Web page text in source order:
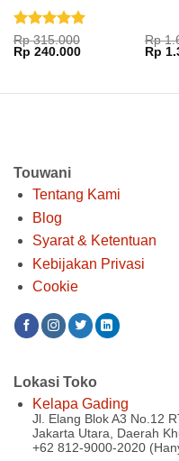
KOK-1051xx
Dinilai5
dari 5
Rp315.000
Harga
aslinya
Rp 240.000Harga
Rp 240.000.
Rp
Harga
aslinya
Rp
Touwani
Tentang Kami
Blog
Syarat & Ketentuan
Kebijakan Privasi
Cookie
Lokasi Toko
Kelapa Gading
Jl. Elang Blok A3 No.12
Jakarta Utara, Daerah
+62 812-9000-2020